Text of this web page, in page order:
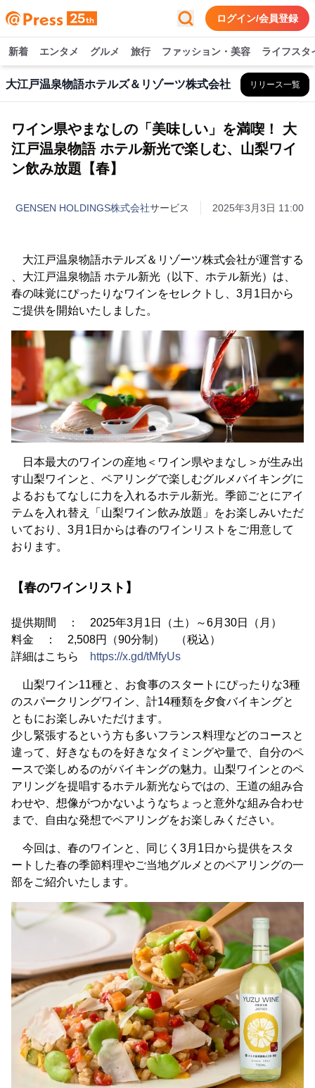
ログイン/会員登録
新着 エンタメ グルメ 旅行 ファッション・美容 ライフスタ
大江戸温泉物語ホテルズ＆リゾーツ株式会社 リリース一覧
ワイン県やまなしの「美味しい」を満喫！ 大
江戸温泉物語 ホテル新光で楽しむ、山梨ワイ
ン飲み放題【春】
GENSEN HOLDINGS株式会社サービス 2025年3月3日 11:00
大江戸温泉物語ホテルズ＆リゾーツ株式会社が運営する
、大江戸温泉物語 ホテル新光（以下、ホテル新光）は、
春の味覚にぴったりなワインをセレクトし、3月1日から
ご提供を開始いたしました。
日本最大のワインの産地＜ワイン県やまなし＞が生み出
す山梨ワインと、ペアリングで楽しむグルメバイキングに
よるおもてなしに力を入れるホテル新光。季節ごとにアイ
テムを入れ替え「山梨ワイン飲み放題」をお楽しみいただ
いており、3月1日からは春のワインリストをご用意して
おります。
【春のワインリスト】
提供期間 ： 2025年3月1日（土）～6月30日（月）
料金 ： 2,508円（90分制） （税込）
詳細はこちら
https://x.gd/tMfyUs
山梨ワイン11種と、お食事のスタートにぴったりな3種
のスパークリングワイン、計14種類を夕食バイキングと
ともにお楽しみいただけます。
少し緊張するという方も多いフランス料理などのコースと
違って、好きなものを好きなタイミングや量で、自分のペ
ースで楽しめるのがバイキングの魅力。山梨ワインとのペ
アリングを提唱するホテル新光ならではの、王道の組み合
わせや、想像がつかないようなちょっと意外な組み合わせ
まで、自由な発想でペアリングをお楽しみください。
今回は、春のワインと、同じく3月1日から提供をスタ
ートした春の季節料理やご当地グルメとのペアリングの一
部をご紹介いたします。